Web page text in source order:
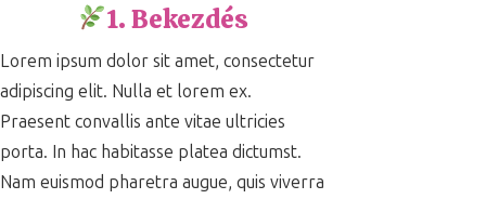
1. Bekezdés
Lorem ipsum dolor sit amet, consectetur
adipiscing elit. Nulla et lorem ex.
Praesent convallis ante vitae ultricies
porta. In hac habitasse platea dictumst.
Nam euismod pharetra augue, quis viverra